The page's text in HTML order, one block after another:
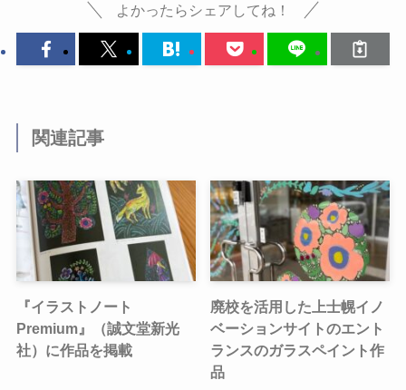
よかったらシェアしてね！
関連記事
『イラストノート
Premium』（誠文堂新光
社）に作品を掲載
廃校を活用した上士幌イノ
ベーションサイトのエント
ランスのガラスペイント作
品